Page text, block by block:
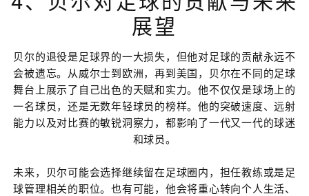
展望
贝尔的退役是足球界的一大损失，但他对足球的贡献永远不
会被遗忘。从威尔士到欧洲，再到美国，贝尔在不同的足球
舞台上展示了自己出色的天赋和实力。他不仅仅是球场上的
一名球员，还是无数年轻球员的榜样。他的突破速度、远射
能力以及对比赛的敏锐洞察力，都影响了一代又一代的球迷
和球员。
未来，贝尔可能会选择继续留在足球圈内，担任教练或是足
球管理相关的职位。也有可能，他会将重心转向个人生活、